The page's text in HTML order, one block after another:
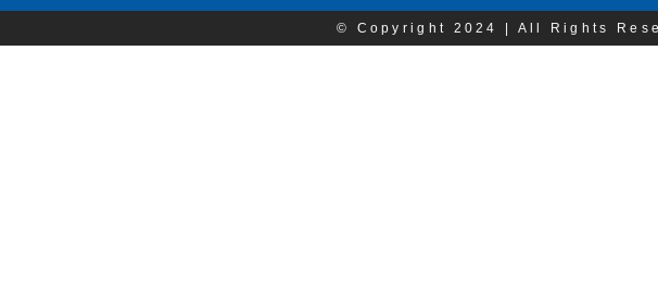
© Copyright 2024 | All Rights